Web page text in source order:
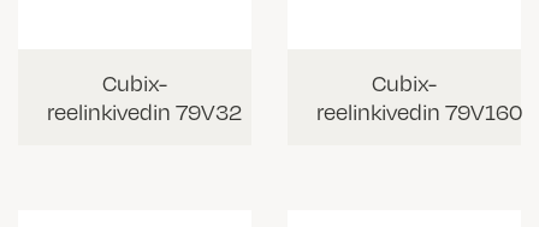
Cubix-
reelinkivedin 79V32
Cubix-
reelinkivedin 79V160